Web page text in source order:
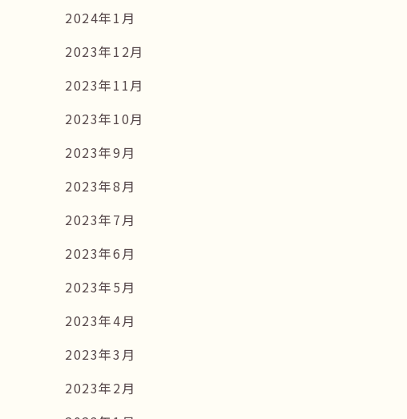
2024年1月
2023年12月
2023年11月
2023年10月
2023年9月
2023年8月
2023年7月
2023年6月
2023年5月
2023年4月
2023年3月
2023年2月